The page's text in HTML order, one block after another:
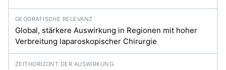
Global, stärkere Auswirkung in Regionen mit hoher
Verbreitung laparoskopischer Chirurgie